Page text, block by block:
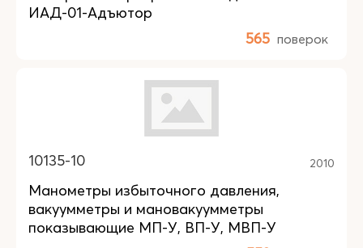
ИАД-01-Адъютор
565 поверок
10135-10 2010
Манометры избыточного давления,
вакуумметры и мановакуумметры
показывающие МП-У, ВП-У, МВП-У